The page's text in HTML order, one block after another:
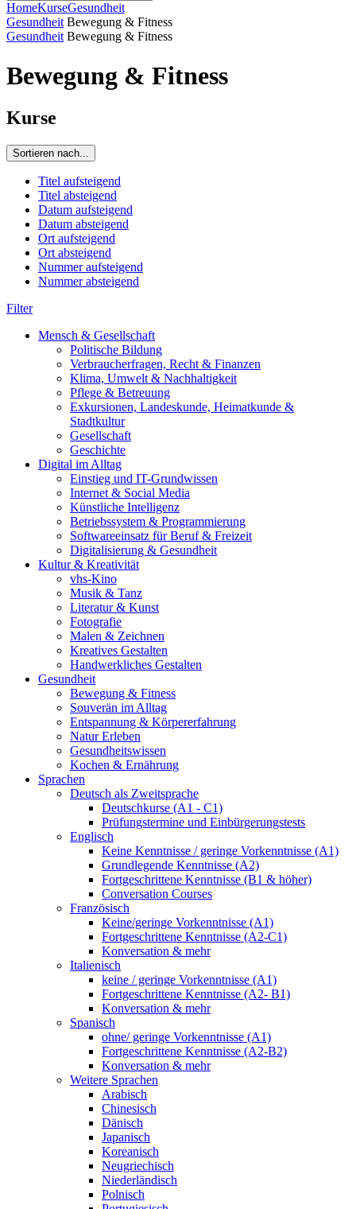
HomeKurseGesundheit
Gesundheit Bewegung & Fitness
Gesundheit Bewegung & Fitness
Bewegung & Fitness
Kurse
Sortieren nach...
Titel aufsteigend
Titel absteigend
Datum aufsteigend
Datum absteigend
Ort aufsteigend
Ort absteigend
Nummer aufsteigend
Nummer absteigend
Filter
Mensch & Gesellschaft
Politische Bildung
Verbraucherfragen, Recht & Finanzen
Klima, Umwelt & Nachhaltigkeit
Pflege & Betreuung
Exkursionen, Landeskunde, Heimatkunde &
Stadtkultur
Gesellschaft
Geschichte
Digital im Alltag
Einstieg und IT-Grundwissen
Internet & Social Media
Künstliche Intelligenz
Betriebssystem & Programmierung
Softwareeinsatz für Beruf & Freizeit
Digitalisierung & Gesundheit
Kultur & Kreativität
vhs-Kino
Musik & Tanz
Literatur & Kunst
Fotografie
Malen & Zeichnen
Kreatives Gestalten
Handwerkliches Gestalten
Gesundheit
Bewegung & Fitness
Souverän im Alltag
Entspannung & Körpererfahrung
Natur Erleben
Gesundheitswissen
Kochen & Ernährung
Sprachen
Deutsch als Zweitsprache
Deutschkurse (A1 - C1)
Prüfungstermine und Einbürgerungstests
Englisch
Keine Kenntnisse / geringe Vorkenntnisse (A1)
Grundlegende Kenntnisse (A2)
Fortgeschrittene Kenntnisse (B1 & höher)
Conversation Courses
Französisch
Keine/geringe Vorkenntnisse (A1)
Fortgeschrittene Kenntnisse (A2-C1)
Konversation & mehr
Italienisch
keine / geringe Vorkenntnisse (A1)
Fortgeschrittene Kenntnisse (A2- B1)
Konversation & mehr
Spanisch
ohne/ geringe Vorkenntnisse (A1)
Fortgeschrittene Kenntnisse (A2-B2)
Konversation & mehr
Weitere Sprachen
Arabisch
Chinesisch
Dänisch
Japanisch
Koreanisch
Neugriechisch
Niederländisch
Polnisch